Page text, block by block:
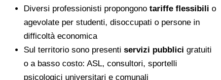
Diversi professionisti propongono tariffe flessibili o
agevolate per studenti, disoccupati o persone in
difficoltà economica
Sul territorio sono presenti servizi pubblici gratuiti
o a basso costo: ASL, consultori, sportelli
psicologici universitari e comunali